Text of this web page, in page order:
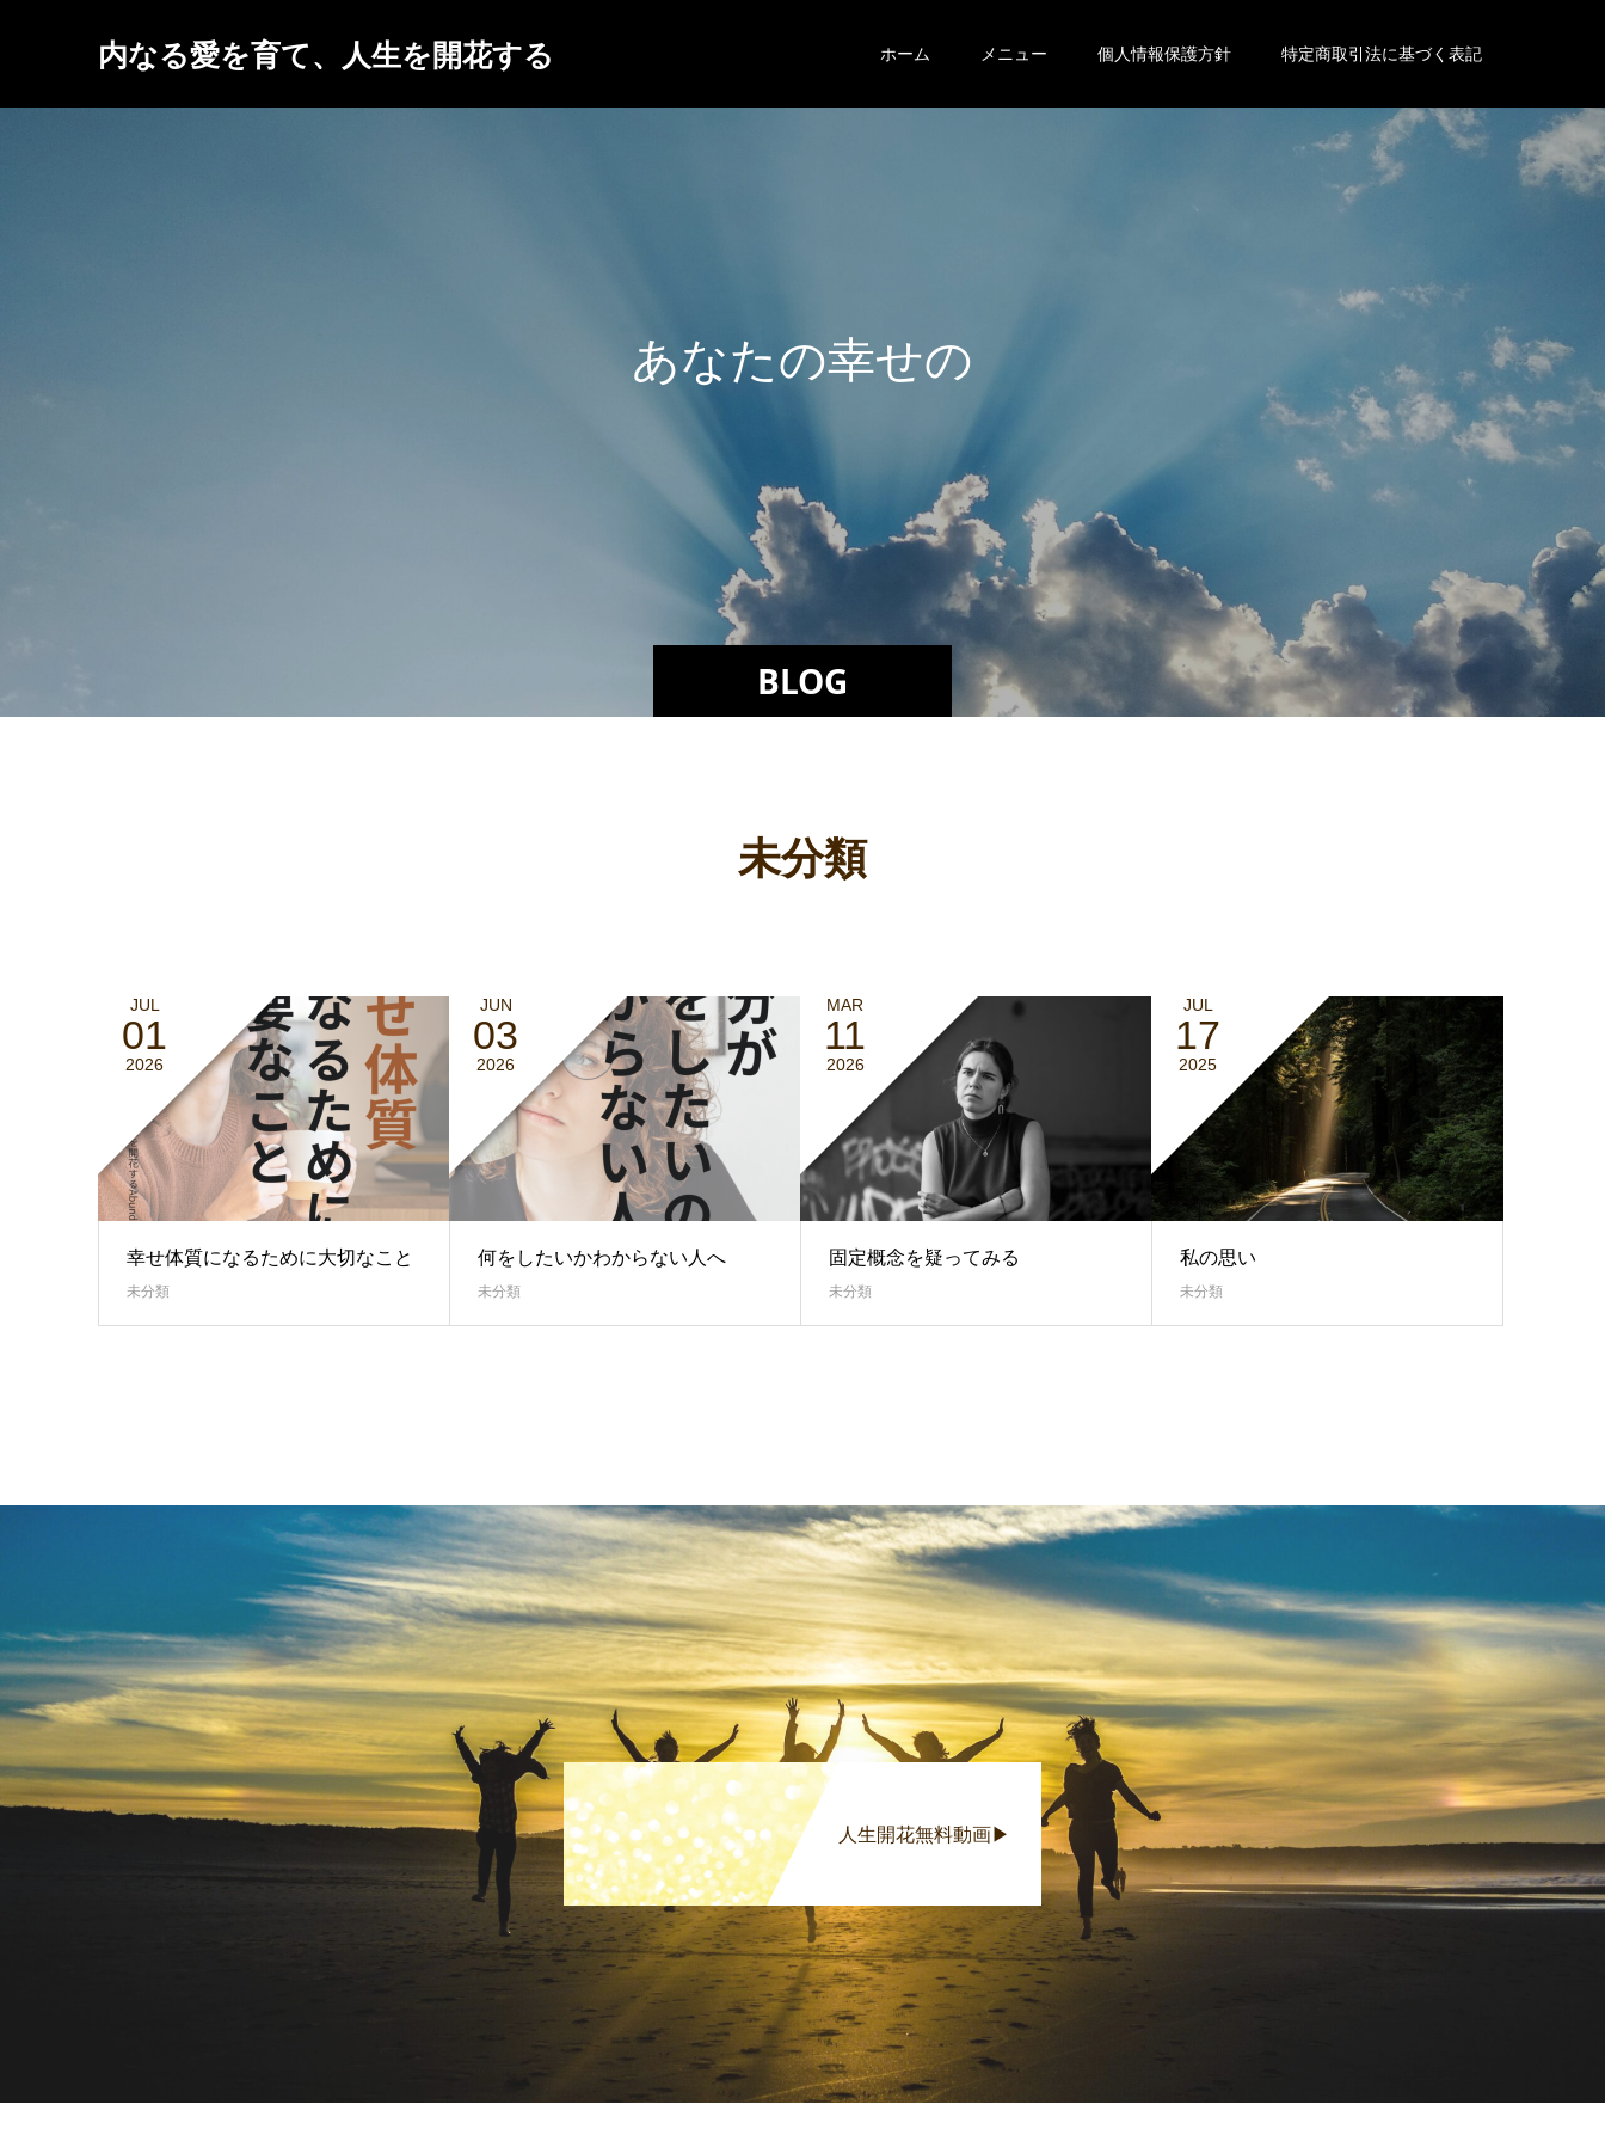
内なる愛を育て、人生を開花する ホーム メニュー 個人情報保護方針 特定商取引法に基づく表記
BLOG
あ な た の 幸 せ の
ヒントがこ こに
未分類
JUL
01
2026
幸せ体質になるために大切なこと
未分類
JUN
03
2026
何をしたいかわからない人へ
未分類
MAR
11
2026
固定概念を疑ってみる
未分類
JUL
17
2025
私の思い
未分類
人生開花無料動画▶